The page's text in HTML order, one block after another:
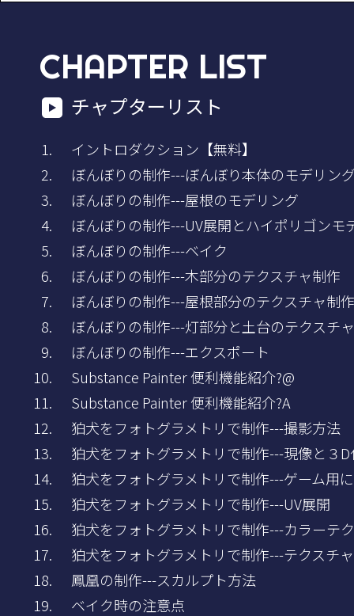
CHAPTER LIST
チャプターリスト
イントロダクション【無料】
ぼんぼりの制作---ぼんぼり本体のモデリン
ぼんぼりの制作---屋根のモデリング
ぼんぼりの制作---UV展開とハイポリゴンモ
ぼんぼりの制作---ベイク
ぼんぼりの制作---木部分のテクスチャ制作
ぼんぼりの制作---屋根部分のテクスチャ制作
ぼんぼりの制作---灯部分と土台のテクスチ
ぼんぼりの制作---エクスポート
Substance Painter 便利機能紹介?@
Substance Painter 便利機能紹介?A
狛犬をフォトグラメトリで制作---撮影方法
狛犬をフォトグラメトリで制作---現像と３D
狛犬をフォトグラメトリで制作---ゲーム用
狛犬をフォトグラメトリで制作---UV展開
狛犬をフォトグラメトリで制作---カラーテ
狛犬をフォトグラメトリで制作---テクスチ
鳳凰の制作---スカルプト方法
ベイク時の注意点